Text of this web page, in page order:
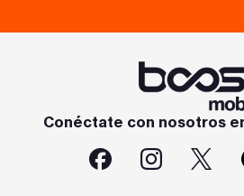
Conéctate con nosotros